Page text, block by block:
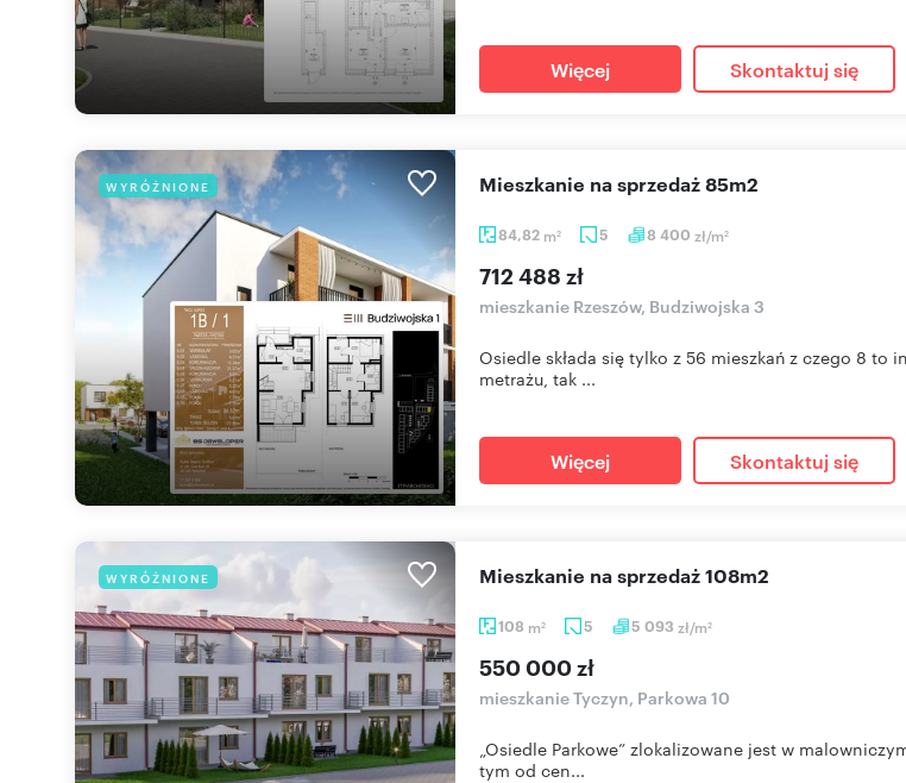
Więcej Skontaktuj się
WYRÓŻNIONE
84,82 m2 5 8 400 zł/m2
mieszkanie na sprzedaż 85m2
712 488 zł
mieszkanie Rzeszów, Budziwojska 3
Osiedle składa się tylko z 56 mieszkań z czego 8
metrażu, tak ...
Więcej Skontaktuj się
WYRÓŻNIONE
108 m2 5 5 093 zł/m2
mieszkanie na sprzedaż 108m2
550 000 zł
mieszkanie Tyczyn, Parkowa 10
„Osiedle Parkowe” zlokalizowane jest w
tym od cen...